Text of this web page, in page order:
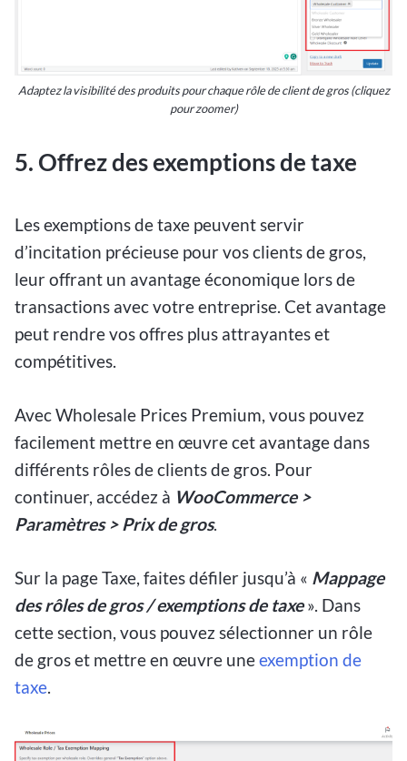
Adaptez la visibilité des produits pour chaque rôle de client de gros (cliquez
pour zoomer)
5. Offrez des exemptions de taxe
Les exemptions de taxe peuvent servir
d’incitation précieuse pour vos clients de gros,
leur offrant un avantage économique lors de
transactions avec votre entreprise. Cet avantage
peut rendre vos offres plus attrayantes et
compétitives.
Avec Wholesale Prices Premium, vous pouvez
facilement mettre en œuvre cet avantage dans
différents rôles de clients de gros. Pour
continuer, accédez à WooCommerce >
Paramètres > Prix de gros.
Sur la page Taxe, faites défiler jusqu’à « Mappage
des rôles de gros / exemptions de taxe». Dans
cette section, vous pouvez sélectionner un rôle
de gros et mettre en œuvre uneexemption de
taxe.